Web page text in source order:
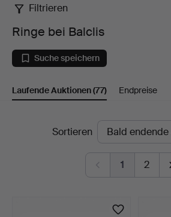
Ringe
bei
Balclis
Filtrieren
Ringe bei Balclis
Suche speichern
Laufende Auktionen(77) Endpreise
LaufendeSortieren
1 2